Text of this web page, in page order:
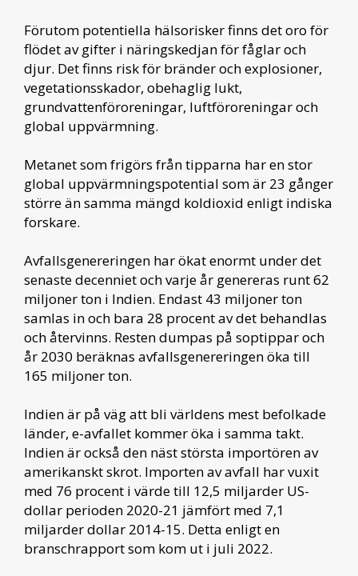
Förutom potentiella hälsorisker finns det oro för
flödet av gifter i näringskedjan för fåglar och
djur. Det finns risk för bränder och explosioner,
vegetationsskador, obehaglig lukt,
grundvattenföroreningar, luftföroreningar och
global uppvärmning.
Metanet som frigörs från tipparna har en stor
global uppvärmningspotential som är 23 gånger
större än samma mängd koldioxid enligt indiska
forskare.
Avfallsgenereringen har ökat enormt under det
senaste decenniet och varje år genereras runt 62
miljoner ton i Indien. Endast 43 miljoner ton
samlas in och bara 28 procent av det behandlas
och återvinns. Resten dumpas på soptippar och
år 2030 beräknas avfallsgenereringen öka till
165 miljoner ton.
Indien är på väg att bli världens mest befolkade
länder, e-avfallet kommer öka i samma takt.
Indien är också den näst största importören av
amerikanskt skrot. Importen av avfall har vuxit
med 76 procent i värde till 12,5 miljarder US-
dollar perioden 2020-21 jämfört med 7,1
miljarder dollar 2014-15. Detta enligt en
branschrapport som kom ut i juli 2022.